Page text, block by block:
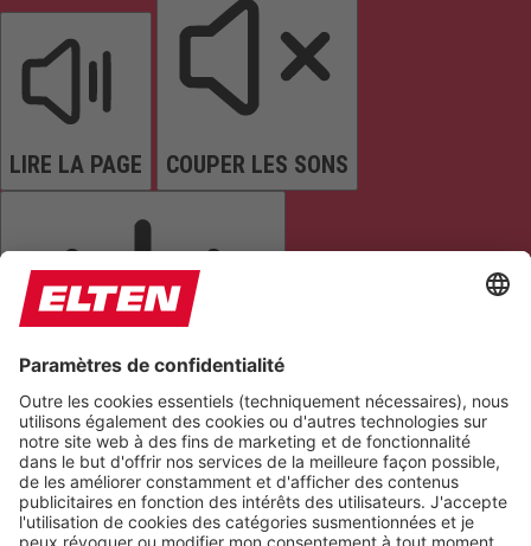
LIRE LA PAGE COUPER LES SONS
ARRÊTER LES ANIMATIONS
Réinitialiser les paramètres